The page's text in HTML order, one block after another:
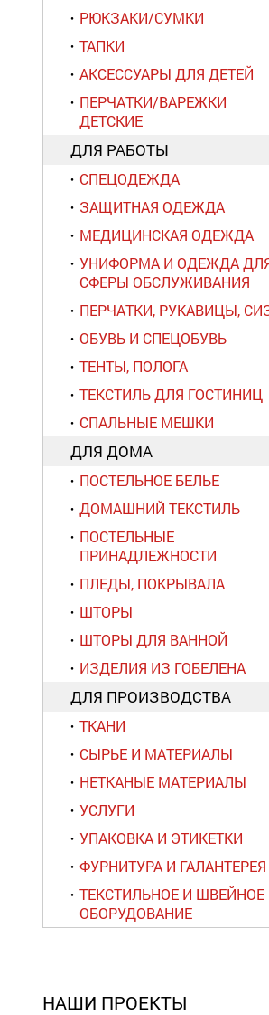
РЮКЗАКИ/СУМКИ
ТАПКИ
АКСЕССУАРЫ ДЛЯ ДЕТЕЙ
ПЕРЧАТКИ/ВАРЕЖКИ
ДЕТСКИЕ
ДЛЯ РАБОТЫ
СПЕЦОДЕЖДА
ЗАЩИТНАЯ ОДЕЖДА
МЕДИЦИНСКАЯ ОДЕЖДА
УНИФОРМА И ОДЕЖДА
СФЕРЫ ОБСЛУЖИВАНИЯ
ПЕРЧАТКИ, РУКАВИЦЫ,
ОБУВЬ И СПЕЦОБУВЬ
ТЕНТЫ, ПОЛОГА
ТЕКСТИЛЬ ДЛЯ ГОСТИНИЦ
СПАЛЬНЫЕ МЕШКИ
ДЛЯ ДОМА
ПОСТЕЛЬНОЕ БЕЛЬЕ
ДОМАШНИЙ ТЕКСТИЛЬ
ПОСТЕЛЬНЫЕ
ПРИНАДЛЕЖНОСТИ
ПЛЕДЫ, ПОКРЫВАЛА
ШТОРЫ
ШТОРЫ ДЛЯ ВАННОЙ
ИЗДЕЛИЯ ИЗ ГОБЕЛЕНА
ДЛЯ ПРОИЗВОДСТВА
ТКАНИ
СЫРЬЕ И МАТЕРИАЛЫ
НЕТКАНЫЕ МАТЕРИАЛЫ
УСЛУГИ
УПАКОВКА И ЭТИКЕТКИ
ФУРНИТУРА И ГАЛАНТЕРЕЯ
ТЕКСТИЛЬНОЕ И ШВЕЙНОЕ
ОБОРУДОВАНИЕ
НАШИ ПРОЕКТЫ